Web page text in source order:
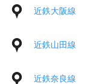
近鉄大阪線
近鉄山田線
近鉄奈良線